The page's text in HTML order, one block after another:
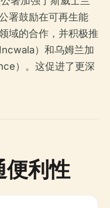
署鼓励在可再生能
域的合作，并积极推
）和乌姆兰加
）。这促进了更深
便利性